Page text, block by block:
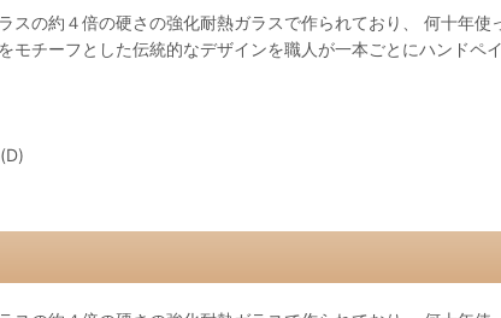
スの約４倍の硬さの強化耐熱ガラスで作られており、 何十年
モチーフとした伝統的なデザインを職人が一本ごとにハンドペイ